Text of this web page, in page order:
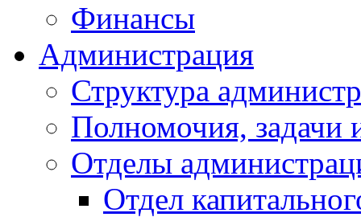
Финансы
Администрация
Структура
Полномочия, задачи
Отделы
Отдел